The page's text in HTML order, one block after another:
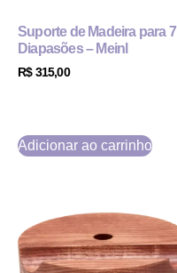
Suporte de Madeira para 7
Diapasões – Meinl
R$315,00
Adicionar ao carrinho